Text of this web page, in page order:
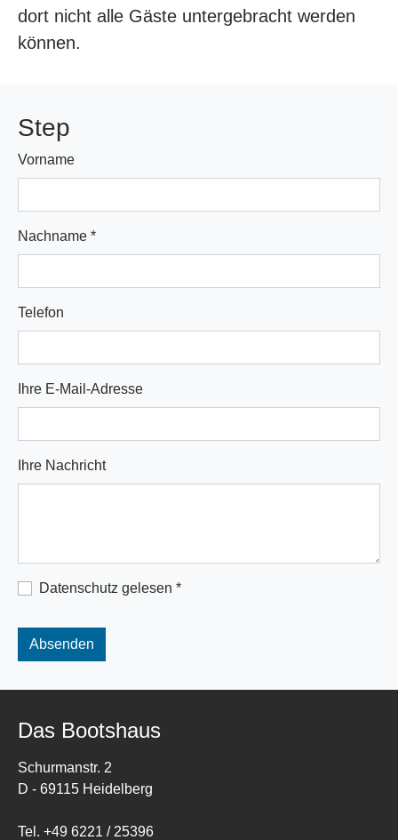
dort nicht alle Gäste untergebracht werden
können.
Step
Vorname
Nachname *
Telefon
Ihre E-Mail-Adresse
Ihre Nachricht
Datenschutz gelesen *
Absenden
Das Bootshaus
Schurmanstr. 2
D - 69115 Heidelberg
Tel. +49 6221 / 25396